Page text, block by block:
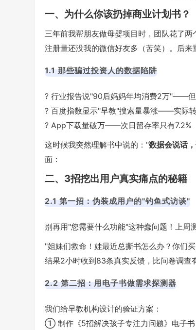
一、为什么你该扔掉商业计划书？
三年前我帮朋友做母婴项目时，团队花了
注册量还没我的微信好友多（苦笑）。后来
1.1 那些骗过投资人的数据陷阱
? 行业报告说"90后妈妈年均消费2万"——
? 百度指数显示"早教"搜索量暴涨——实际
? App下载量破万——次日留存率只有7.2%
这时候我突然理解书中说的："数据会说话
面：
二、3招挖出用户真实痛点的秘籍
2.1 第一招：伪装成用户的"钓鱼式访谈"
别再用"您需要什么功能"这种蠢问题！上周
"姐妹们救命！娃最近总撕书怎么办？你们
结果2小时收到83条真实反馈，比问卷调查
2.2 第二招：用电子书做需求探测器
我们给早教机构设计的验证方案：
① 制作《5招解决孩子专注力问题》电子书